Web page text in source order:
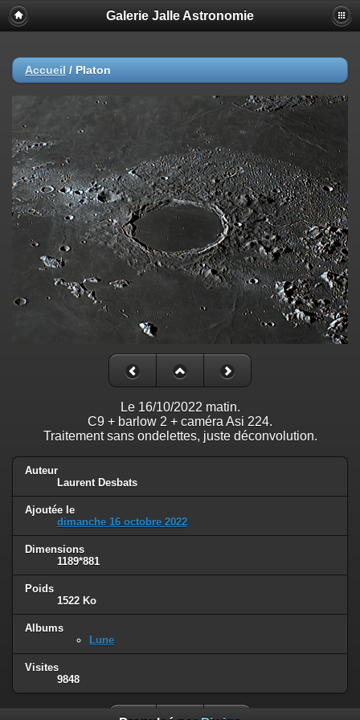
Galerie Jalle Astronomie
Accueil / Platon
Le 16/10/2022 matin.
C9 + barlow 2 + caméra Asi 224.
Traitement sans ondelettes, juste déconvolution.
Auteur
Laurent Desbats
Ajoutée le
dimanche 16 octobre 2022
Dimensions
1189*881
Poids
1522 Ko
Albums
Lune
Visites
9848